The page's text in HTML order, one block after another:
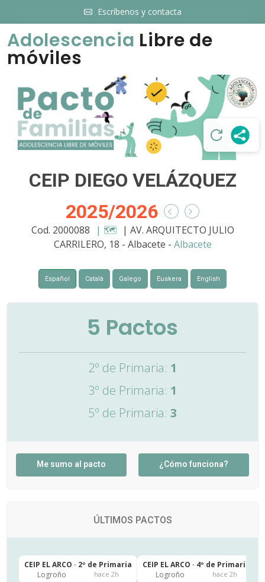
Escríbenos y contacta
Adolescencia Libre de
móviles
CEIP DIEGO VELÁZQUEZ
2025/2026
Cod. 2000088 | 🗺️ | AV. ARQUITECTO JULIO
CARRILERO, 18 - Albacete - Albacete
Español Català Galego Euskera English
5 Pactos
2º de Primaria: 1
3º de Primaria: 1
5º de Primaria: 3
Me sumo al pacto ¿Cómo funciona?
ÚLTIMOS PACTOS
CEIP EL ARCO · 2º de Primaria
Logroño
hace 2h
CEIP EL ARCO · 4º de Primaria
Logroño
hace 2h